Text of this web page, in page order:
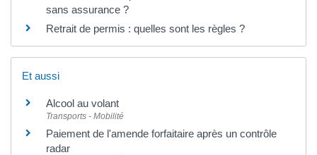
sans assurance ?
Retrait de permis : quelles sont les règles ?
Et aussi
Alcool au volant
Transports - Mobilité
Paiement de l'amende forfaitaire après un contrôle
radar